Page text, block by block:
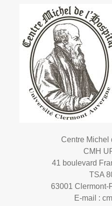
Centre Michel
CMH
41 boulevard
TSA
63001 Clermont-
E-mail :